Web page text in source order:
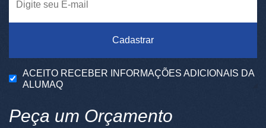
Cadastrar
ACEITO RECEBER INFORMAÇÕES ADICIONAIS DA
ALUMAQ
Peça um Orçamento